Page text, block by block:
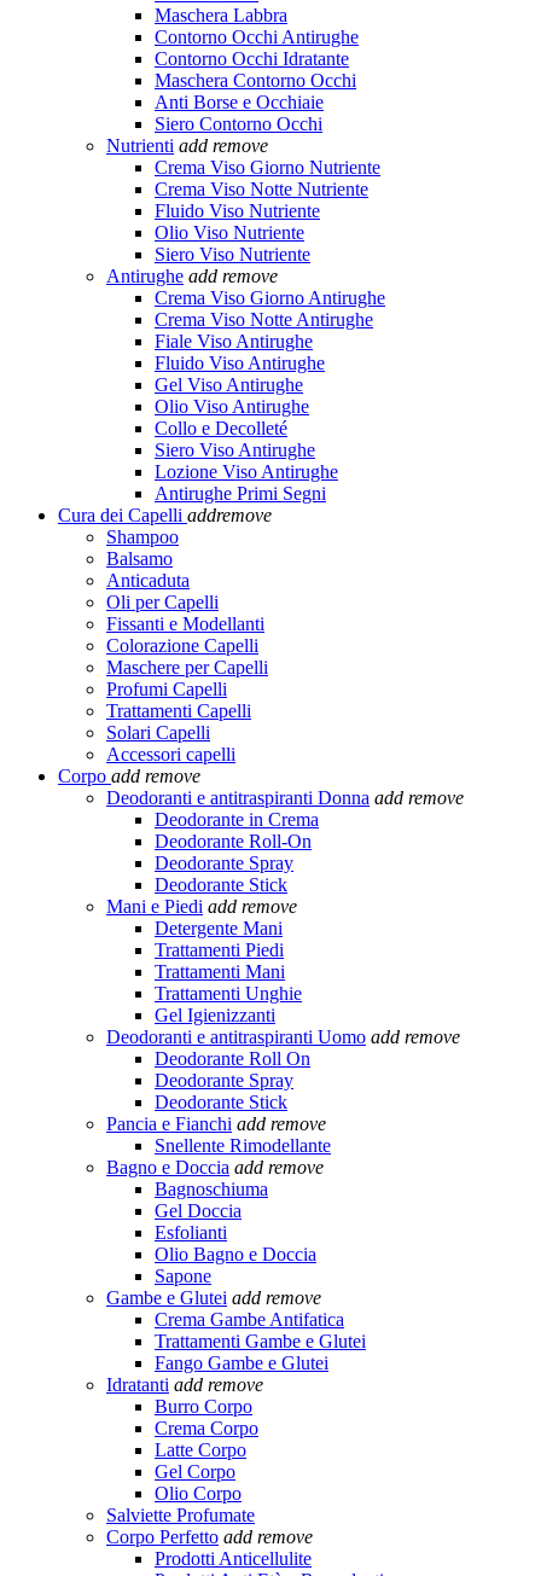
Maschera Labbra
Contorno Occhi Antirughe
Contorno Occhi Idratante
Maschera Contorno Occhi
Anti Borse e Occhiaie
Siero Contorno Occhi
Nutrienti add remove
Crema Viso Giorno Nutriente
Crema Viso Notte Nutriente
Fluido Viso Nutriente
Olio Viso Nutriente
Siero Viso Nutriente
Antirughe add remove
Crema Viso Giorno Antirughe
Crema Viso Notte Antirughe
Fiale Viso Antirughe
Fluido Viso Antirughe
Gel Viso Antirughe
Olio Viso Antirughe
Collo e Decolleté
Siero Viso Antirughe
Lozione Viso Antirughe
Antirughe Primi Segni
Cura dei Capelli addremove
Shampoo
Balsamo
Anticaduta
Oli per Capelli
Fissanti e Modellanti
Colorazione Capelli
Maschere per Capelli
Profumi Capelli
Trattamenti Capelli
Solari Capelli
Accessori capelli
Corpo add remove
Deodoranti e antitraspiranti Donna add remove
Deodorante in Crema
Deodorante Roll-On
Deodorante Spray
Deodorante Stick
Mani e Piedi add remove
Detergente Mani
Trattamenti Piedi
Trattamenti Mani
Trattamenti Unghie
Gel Igienizzanti
Deodoranti e antitraspiranti Uomo add remove
Deodorante Roll On
Deodorante Spray
Deodorante Stick
Pancia e Fianchi add remove
Snellente Rimodellante
Bagno e Doccia add remove
Bagnoschiuma
Gel Doccia
Esfolianti
Olio Bagno e Doccia
Sapone
Gambe e Glutei add remove
Crema Gambe Antifatica
Trattamenti Gambe e Glutei
Fango Gambe e Glutei
Idratanti add remove
Burro Corpo
Crema Corpo
Latte Corpo
Gel Corpo
Olio Corpo
Salviette Profumate
Corpo Perfetto add remove
Prodotti Anticellulite